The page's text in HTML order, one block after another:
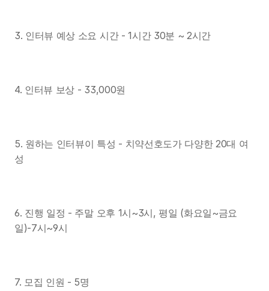
3. 인터뷰 예상 소요 시간 - 1시간 30분 ~ 2시간
4. 인터뷰 보상 - 33,000원
5. 원하는 인터뷰이 특성 - 치약선호도가 다양한 20대 여
성
6. 진행 일정 - 주말 오후 1시~3시, 평일 (화요일~금요
일)-7시~9시
7. 모집 인원 - 5명